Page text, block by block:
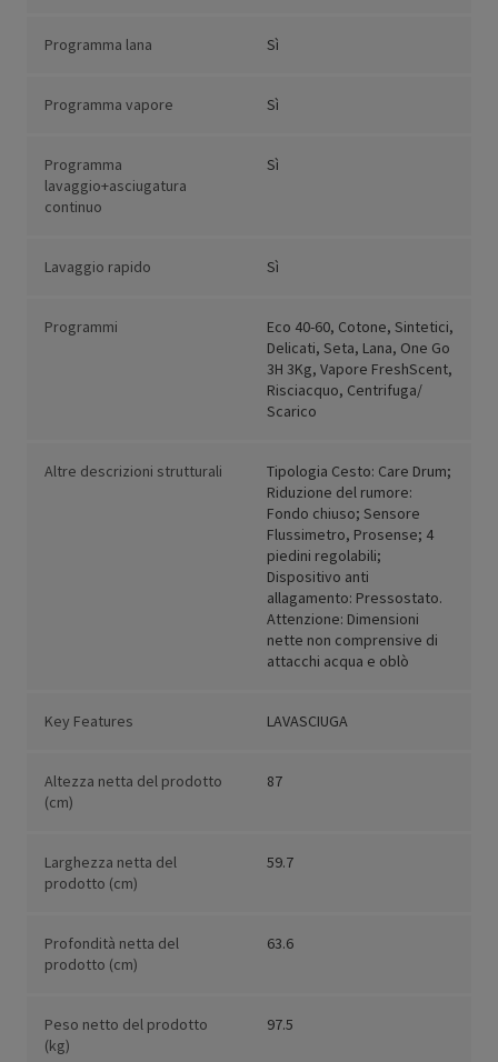
Programma lana Sì
Programma vapore Sì
Programma
lavaggio+asciugatura
continuo
Sì
Lavaggio rapido Sì
Programmi
Eco 40-60, Cotone, Sintetici,
Delicati, Seta, Lana, One Go
3H 3Kg, Vapore FreshScent,
Risciacquo, Centrifuga/
Scarico
Altre descrizioni strutturali
Tipologia Cesto: Care Drum;
Riduzione del rumore:
Fondo chiuso; Sensore
Flussimetro, Prosense; 4
piedini regolabili;
Dispositivo anti
allagamento: Pressostato.
Attenzione: Dimensioni
nette non comprensive di
attacchi acqua e oblò
Key Features LAVASCIUGA
Altezza netta del prodotto
(cm)
87
Larghezza netta del
prodotto (cm)
59.7
Profondità netta del
prodotto (cm)
63.6
Peso netto del prodotto
(kg)
97.5